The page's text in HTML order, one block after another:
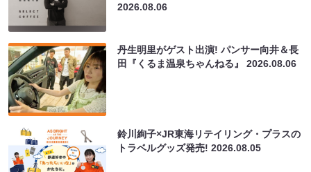
2026.08.06
丹生明里がゲスト出演! パンサー向井＆長
田『くるま温泉ちゃんねる』2026.08.06
鈴川絢子×JR東海リテイリング・プラスの
トラベルグッズ発売!2026.08.05